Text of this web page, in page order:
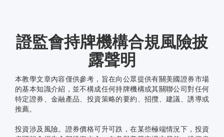
證監會持牌機構合規風險披
露聲明
本教學文章內容僅供參考，旨在向公眾提供有關美國證券市場
的基本知識介紹，並不構成任何持牌機構或其關聯公司對任何
特定證券、金融產品、投資策略的要約、招攬、建議、誘導或
推薦。
投資涉及風險。證券價格可升可跌，在某些極端情況下，投資